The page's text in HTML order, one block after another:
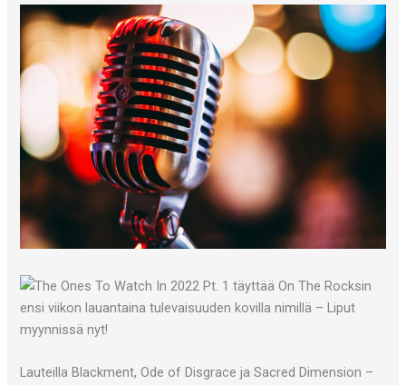
Lauteilla Blackment, Ode of Disgrace ja Sacred Dimension –